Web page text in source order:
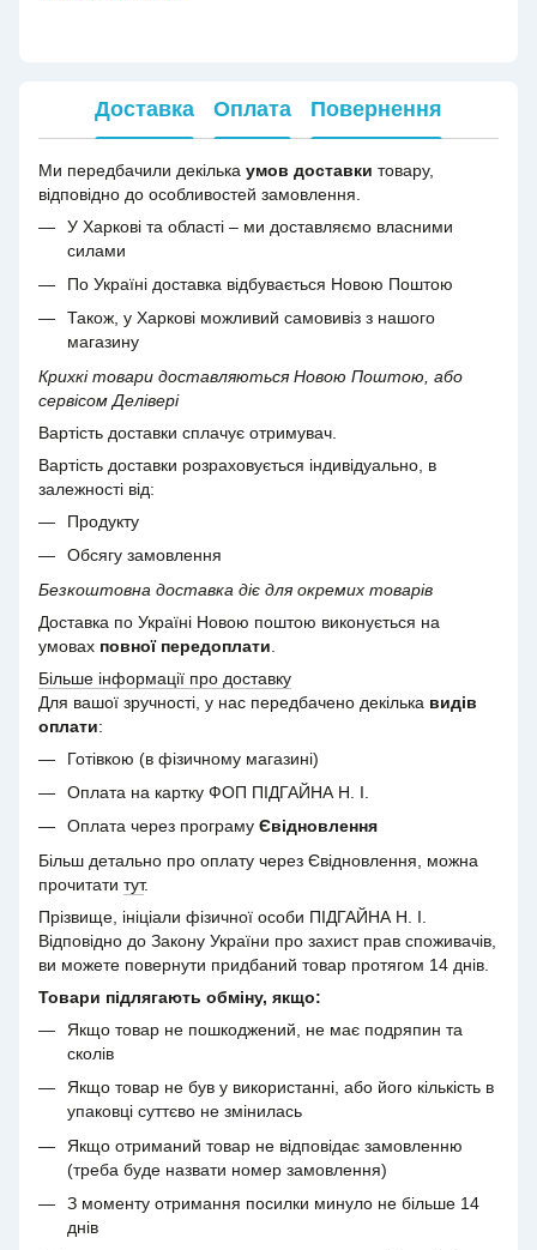
Доставка Оплата Повернення
Ми передбачили декілька умов доставки товару,
відповідно до особливостей замовлення.
У Харкові та області – ми доставляємо власними
силами
По Україні доставка відбувається Новою Поштою
Також, у Харкові можливий самовивіз з нашого
магазину
Крихкі товари доставляються Новою Поштою, або
сервісом Делівері
Вартість доставки сплачує отримувач.
Вартість доставки розраховується індивідуально, в
залежності від:
Продукту
Обсягу замовлення
Безкоштовна доставка діє для окремих товарів
Доставка по Україні Новою поштою виконується на
умовах повної передоплати
Більше інформації про доставку
Для вашої зручності, у нас передбачено декілька видів
оплати:
Готівкою (в фізичному магазині)
Оплата на картку ФОП ПІДГАЙНА Н. І.
Оплата через програму Євідновлення
Більш детально про оплату через Євідновлення, можна
прочитати тут.
Прізвище, ініціали фізичної особи ПІДГАЙНА Н. І.
Відповідно до Закону України про захист прав споживачів,
ви можете повернути придбаний товар протягом 14 днів.
Товари підлягають обміну, якщо:
Якщо товар не пошкоджений, не має подряпин та
сколів
Якщо товар не був у використанні, або його кількість в
упаковці суттєво не змінилась
Якщо отриманий товар не відповідає замовленню
(треба буде назвати номер замовлення)
З моменту отримання посилки минуло не більше 14
днів